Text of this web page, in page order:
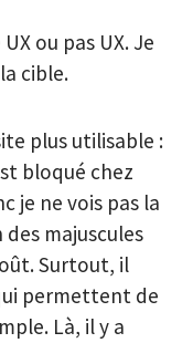
ou pas UX. Je
cible.
plus utilisable :
bloqué chez
je ne vois pas la
majuscules
Surtout, il
permettent de
Là, il y a